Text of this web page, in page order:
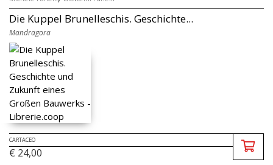
Die Kuppel Brunelleschis. Geschichte...
Mandragora
CARTACEO
€ 24,00